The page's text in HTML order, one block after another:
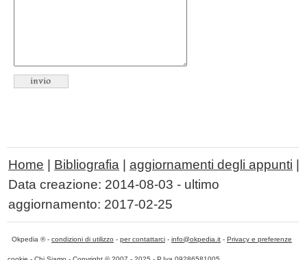
Home Bibliografia aggiornamenti degli appunti
Data creazione: 2014-08-03 - ultimo
aggiornamento: 2017-02-25
Okpedia ® - condizioni di utilizzo - per contattarci - info@okpedia.it - Privacy e preferenze